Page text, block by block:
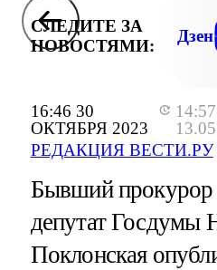
16:46 30
ОКТЯБРЯ 2023
14:57
РЕДАКЦИЯ ВЕСТИ.РУ
СЛЕДИТЕ ЗА
НОВОСТЯМИ:
Дзен
Бывший
депутат Госдумы
Поклонская